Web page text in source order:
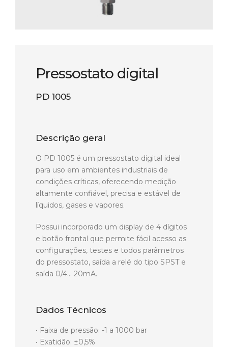
Pressostato digital
PD 1005
Descrição geral
O PD 1005 é um pressostato digital ideal
para uso em ambientes industriais de
condições críticas, oferecendo medição
altamente confiável, precisa e estável de
líquidos, gases e vapores.
Possui incorporado um display de 4 dígitos
e botão frontal que permite fácil acesso as
configurações, testes e todos parâmetros
do pressostato, saída a relé do tipo SPST e
saída 0/4… 20mA.
Dados Técnicos
• Faixa de pressão: -1 a 1000 bar
• Exatidão: ±0,5%